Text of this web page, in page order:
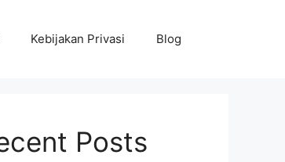
Kebijakan Privasi Blog
Posts